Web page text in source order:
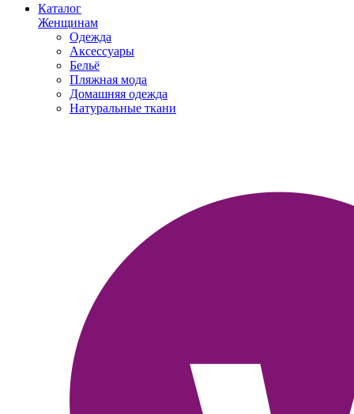
Каталог
Женщинам
Одежда
Аксессуары
Бельё
Пляжная мода
Домашняя одежда
Натуральные ткани